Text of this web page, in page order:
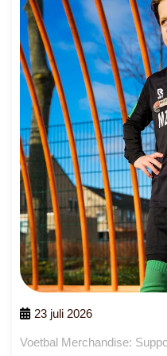
23 juli 2026
Voetbal Merchandise: